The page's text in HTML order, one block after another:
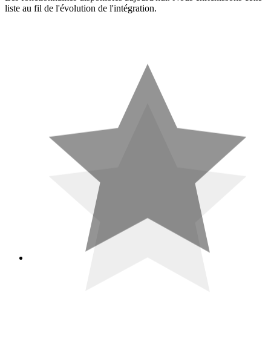
liste au fil de l'évolution de l'intégration.